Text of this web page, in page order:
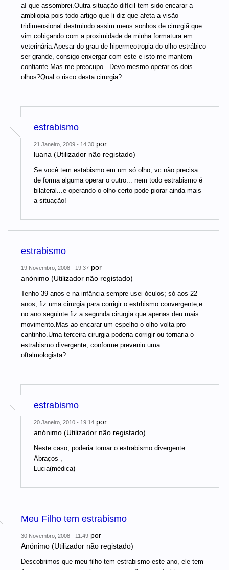
aí que assombrei.Outra situação difícil tem sido encarar a
ambliopia pois todo artigo que li diz que afeta a visão
tridimensional destruindo assim meus sonhos de cirurgiã que
vim cobiçando com a proximidade de minha formatura em
veterinária.Apesar do grau de hipermeotropia do olho estrábico
ser grande, consigo enxergar com este e isto me mantem
confiante.Mas me preocupo...Devo mesmo operar os dois
olhos?Qual o risco desta cirurgia?
estrabismo
21 Janeiro, 2009 - 14:30 por
luana (Utilizador não registado)
Se você tem estabismo em um só olho, vc não precisa
de forma alguma operar o outro... nem todo estrabismo é
bilateral...e operando o olho certo pode piorar ainda mais
a situação!
estrabismo
19 Novembro, 2008 - 19:37 por
anónimo (Utilizador não registado)
Tenho 39 anos e na infância sempre usei óculos; só aos 22
anos, fiz uma cirurgia para corrigir o estrbismo convergente,e
no ano seguinte fiz a segunda cirurgia que apenas deu mais
movimento.Mas ao encarar um espelho o olho volta pro
cantinho.Uma terceira cirurgia poderia corrigir ou tornaria o
estrabismo divergente, conforme preveniu uma
oftalmologista?
estrabismo
20 Janeiro, 2010 - 19:14 por
anónimo (Utilizador não registado)
Neste caso, poderia tornar o estrabismo divergente.
Abraços ,
Lucia(médica)
Meu Filho tem estrabismo
30 Novembro, 2008 - 11:49 por
Anónimo (Utilizador não registado)
Descobrimos que meu filho tem estrabismo este ano, ele tem